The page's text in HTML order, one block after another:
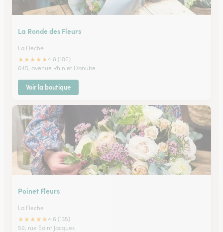
La Ronde des Fleurs
La Fleche
★★★★★4.8 (106)
645, avenue Rhin et Danube
Voir la boutique
Poinet Fleurs
La Fleche
★★★★★4.6 (135)
59, rue Saint Jacques